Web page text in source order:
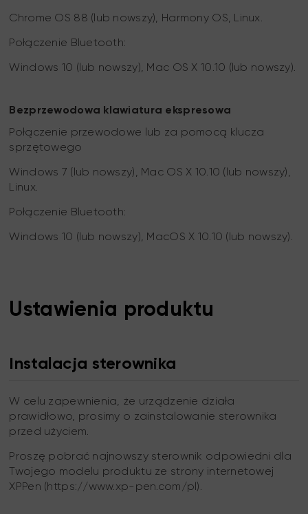
Chrome OS 88 (lub nowszy), Harmony OS, Linux.
Połączenie Bluetooth:
Windows 10 (lub nowszy), Mac OS X 10.10 (lub nowszy).
Bezprzewodowa klawiatura ekspresowa
Połączenie przewodowe lub za pomocą klucza
sprzętowego
Windows 7 (lub nowszy), Mac OS X 10.10 (lub nowszy),
Linux.
Połączenie Bluetooth:
Windows 10 (lub nowszy), MacOS X 10.10 (lub nowszy).
Ustawienia produktu
Instalacja sterownika
W celu zapewnienia, że urządzenie działa
prawidłowo, prosimy o zainstalowanie sterownika
przed użyciem.
Proszę pobrać najnowszy sterownik odpowiedni dla
Twojego modelu produktu ze strony internetowej
XPPen (https://www.xp-pen.com/pl).